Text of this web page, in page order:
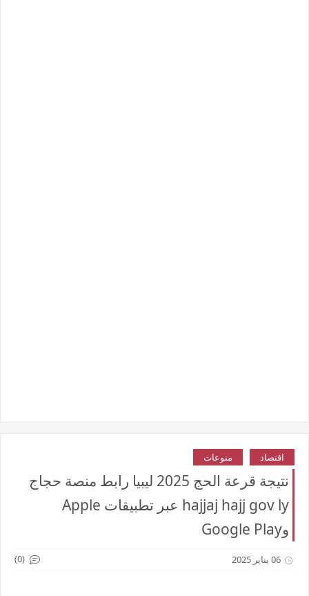
اقتصاد منوعات
نتيجة قرعة الحج 2025 ليبيا رابط منصة حجاج
hajjaj hajj gov ly عبر تطبيقات Apple
وGoogle Play
06 يناير 2025 (0)